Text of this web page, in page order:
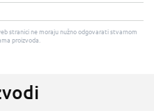
stranici ne moraju nužno odgovarati stvarnom
proizvoda.